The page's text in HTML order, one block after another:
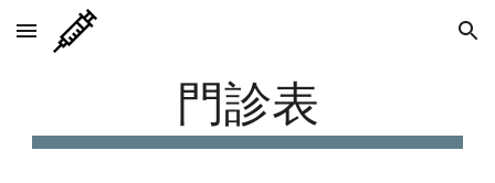
Skip to main content Skip to navigation
門診表